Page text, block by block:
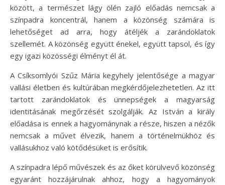
között, a természet lágy ölén zajló előadás nemcsak a
színpadra koncentrál, hanem a közönség számára is
lehetőséget ad arra, hogy átéljék a zarándoklatok
szellemét. A közönség együtt énekel, együtt tapsol, és így
egy igazi közösségi élményt él át.
A Csíksomlyói Szűz Mária kegyhely jelentősége a magyar
vallási életben és kultúrában megkérdőjelezhetetlen. Az itt
tartott zarándoklatok és ünnepségek a magyarság
identitásának megőrzését szolgálják. Az István a király
előadása is ennek a hagyománynak a része, hiszen a nézők
nemcsak a művet élvezik, hanem a történelmükhöz és
vallásukhoz való kötődésüket is erősítik.
A színpadra lépő művészek és az őket körülvevő közönség
egyaránt hozzájárulnak ahhoz, hogy a hagyományok